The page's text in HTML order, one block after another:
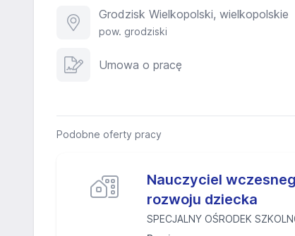
Grodzisk Wielkopolski, wielkopolskie
pow. grodziski
Umowa o pracę
Podobne oferty pracy
Nauczyciel
rozwoju dziecka
SPECJALNY OŚRODEK